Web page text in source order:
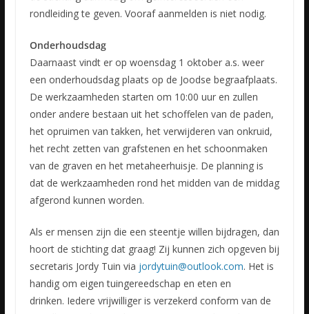
rondleiding te geven. Vooraf aanmelden is niet nodig.
Onderhoudsdag
Daarnaast vindt er op woensdag 1 oktober a.s. weer
een onderhoudsdag plaats op de Joodse begraafplaats.
De werkzaamheden starten om 10:00 uur en zullen
onder andere bestaan uit het schoffelen van de paden,
het opruimen van takken, het verwijderen van onkruid,
het recht zetten van grafstenen en het schoonmaken
van de graven en het metaheerhuisje. De planning is
dat de werkzaamheden rond het midden van de middag
afgerond kunnen worden.
Als er mensen zijn die een steentje willen bijdragen, dan
hoort de stichting dat graag! Zij kunnen zich opgeven bij
secretaris Jordy Tuin via jordytuin@outlook.com. Het is
handig om eigen tuingereedschap en eten en
drinken. Iedere vrijwilliger is verzekerd conform van de